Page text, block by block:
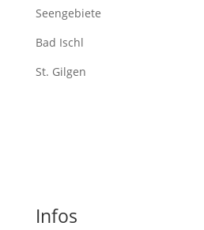
Seengebiete
Bad Ischl
St. Gilgen
Infos